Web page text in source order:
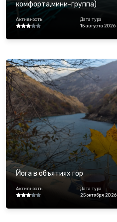
комфорта,мини-группа)
Активность
Дата тура
15 августа 2026
Йога в объятиях гор
Активность
Дата тура
25 октября 2026